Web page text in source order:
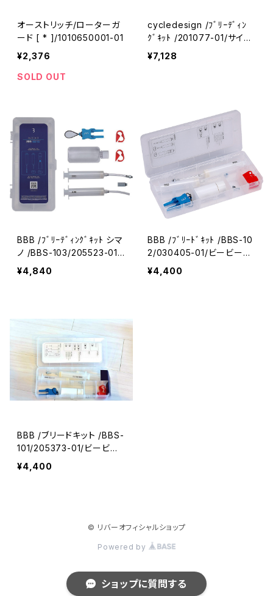
オーストリッチ/ローターガ
ード [ * ]/1010650001-01
¥2,376
SOLD OUT
cycledesign /ﾌﾞﾘｰﾃﾞｨﾝ
ｸﾞｷｯﾄ /201077-01/サイク
ルデザイン
¥7,128
BBB /ﾌﾞﾘｰﾃﾞｨﾝｸﾞｷｯﾄ シマ
ノ /BBS-103/205523-01/
ビービービー
¥4,840
BBB /ﾌﾞﾘｰﾄﾞｷｯﾄ /BBS-10
2/030405-01/ビービービ
ー
¥4,400
BBB /ブリードキット /BBS-
101/205373-01/ビービー
ビー
¥4,400
© リバーオフィシャルショップ
Powered by
ショップに質問する